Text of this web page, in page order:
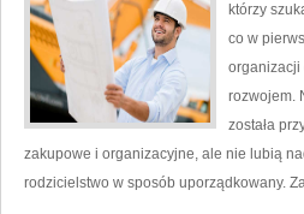
którzy
co w
organizacji
rozwojem.
została
zakupowe i organizacyjne, ale nie lubią
rodzicielstwo w sposób uporządkowany.